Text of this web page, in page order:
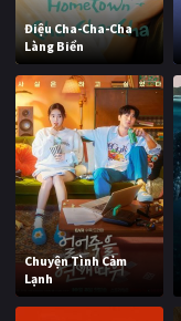
Điệu Cha-Cha-Cha
Làng Biển
Chuyện Tình Cảm
Lạnh